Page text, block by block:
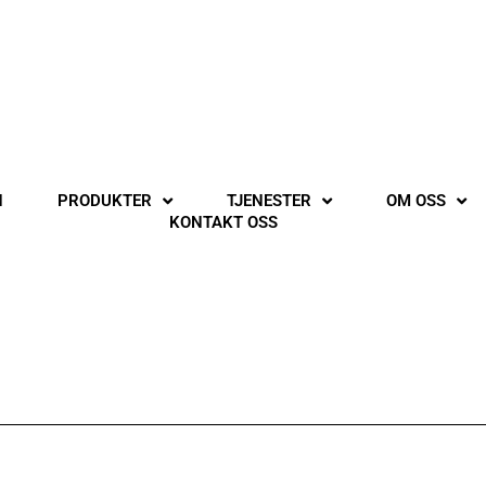
PRODUKTER TJENESTER
OM OSS
KONTAKT OSS